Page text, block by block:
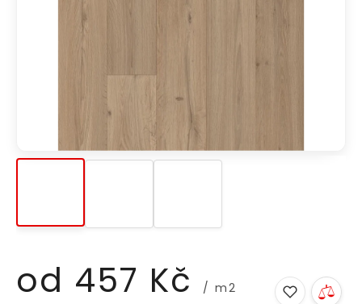
od 457 Kč / m2